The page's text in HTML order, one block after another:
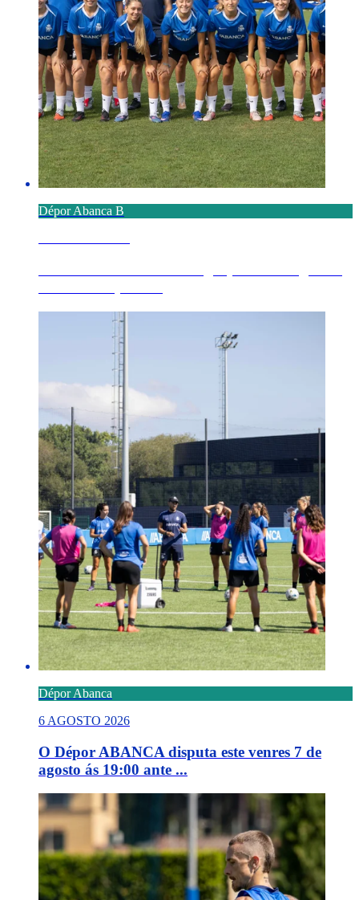
Dépor Abanca B
Dépor Abanca
6 AGOSTO 2026
O Dépor ABANCA disputa este venres 7 de
agosto ás 19:00 ante ...